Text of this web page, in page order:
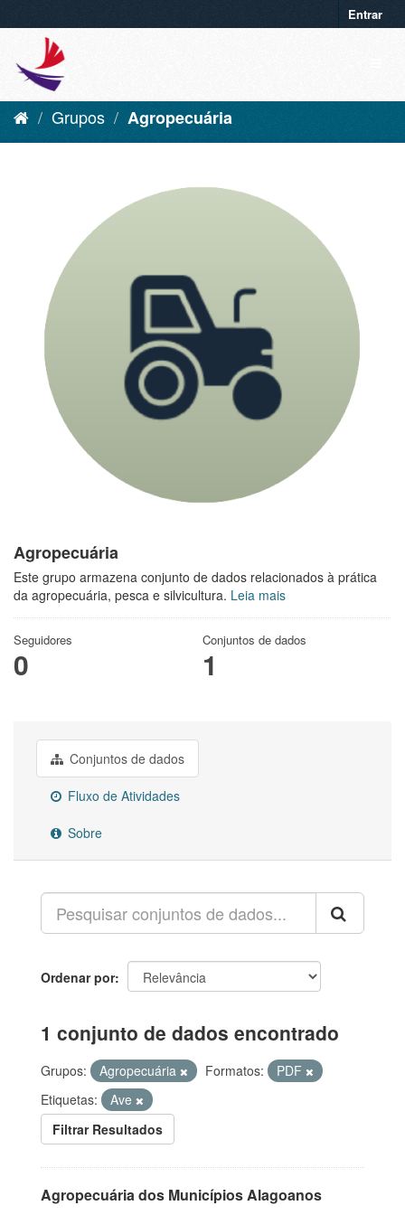
Entrar
Grupos Agropecuária
Agropecuária
Este grupo armazena conjunto de dados relacionados à prática
da agropecuária, pesca e silvicultura. Leia mais
Seguidores
0
Conjuntos de dados
1
Conjuntos de dados
Fluxo de Atividades
Sobre
Ordenar por
1 conjunto de dados encontrado
Grupos: Agropecuária Formatos:
PDF
Etiquetas:
Ave
Filtrar Resultados
Agropecuária dos Municípios Alagoanos